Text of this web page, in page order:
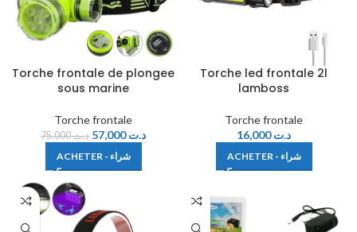
Torche frontale de plongee
sous marine
Torche frontale
د.ت75,000 د.ت57,000
ACHETER - شراء
Torche led frontale 2l
lamboss
Torche frontale
د.ت16,000
ACHETER - شراء